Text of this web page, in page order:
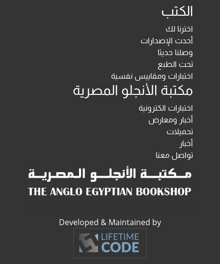
الكتب
اخترنا لك
أحدث الإصدارات
وصلنا حديثا
تحت الطبع
اختبارات ومقاييس نفسية
مكتبة الأنجلو المصرية
اختبارات الكترونية
أخبار ومعارض
تحميلات
أخبار
تواصل معنا
Developed & Maintained by